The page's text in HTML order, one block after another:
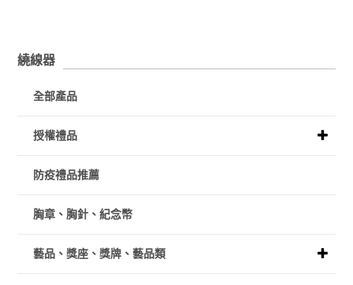
繞線器
全部產品
授權禮品
防疫禮品推薦
胸章、胸針、紀念幣
藝品、獎座、獎牌、藝品類